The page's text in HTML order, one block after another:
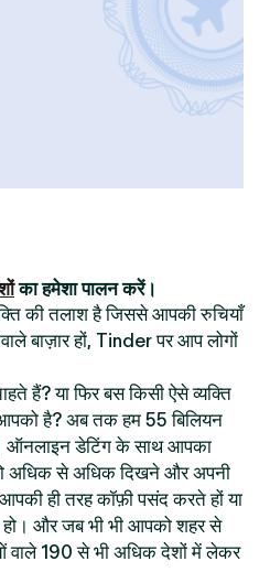
का हमेशा पालन करें।
की तलाश है जिससे आपकी रुचियाँ
बाज़ार हों, Tinder पर आप लोगों
हैं? या फिर बस किसी ऐसे व्यक्ति
आपको है? अब तक हम 55 बिलियन
ऑनलाइन डेटिंग के साथ आपका
अधिक से अधिक दिखने और अपनी
ही तरह कॉफ़ी पसंद करते हों या
और जब भी भी आपको शहर से
वाले 190 से भी अधिक देशों में लेकर